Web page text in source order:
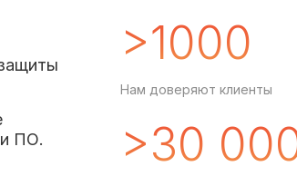
ПО.
>1000
Нам доверяют клиенты
>30